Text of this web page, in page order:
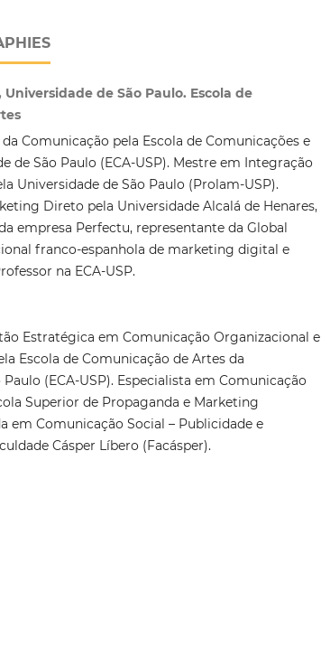
de São Paulo. Escola de
Comunicação pela Escola de Comunicações e
de São Paulo (ECA-USP). Mestre em Integração
Universidade de São Paulo (Prolam-USP).
Direto pela Universidade Alcalá de Henares,
empresa Perfectu, representante da Global
franco-espanhola de marketing digital e
na ECA-USP.
Estratégica em Comunicação Organizacional e
Escola de Comunicação de Artes da
(ECA-USP). Especialista em Comunicação
Superior de Propaganda e Marketing
em Comunicação Social – Publicidade e
Cásper Líbero (Facásper).